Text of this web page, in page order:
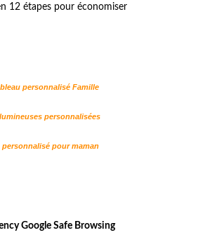
12 étapes pour économiser
personnalisé Famille
personnalisées
personnalisé pour maman